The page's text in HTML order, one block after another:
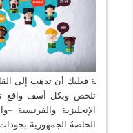
ة فعليك أن تذهب إلى
تلخص وبكل أسف واقع
الإنجليزية
الخاصةُ الجمهوريةَ